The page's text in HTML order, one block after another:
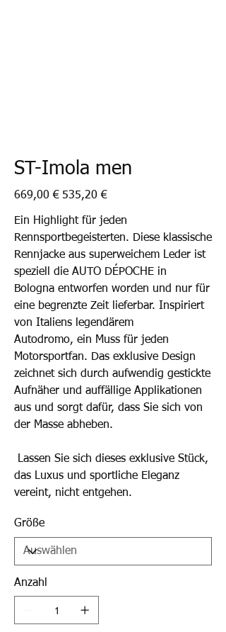
ST-Imola men
Ursprünglicher
Preis
669,00 € Angebotspreis
535,20 €
Ein Highlight für jeden
Rennsportbegeisterten. Diese klassische
Rennjacke aus superweichem Leder ist
speziell die AUTO DÉPOCHE in
Bologna entworfen worden und nur für
eine begrenzte Zeit lieferbar. Inspiriert
von Italiens legendärem
Autodromo, ein Muss für jeden
Motorsportfan. Das exklusive Design
zeichnet sich durch aufwendig gestickte
Aufnäher und auffällige Applikationen
aus und sorgt dafür, dass Sie sich von
der Masse abheben.
Lassen Sie sich dieses exklusive Stück,
das Luxus und sportliche Eleganz
vereint, nicht entgehen.
Größe
Anzahl